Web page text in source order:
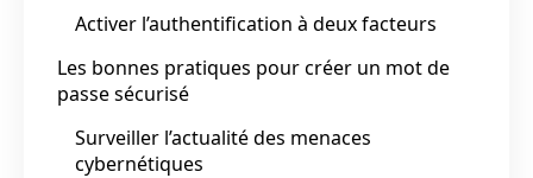
Activer l’authentification à deux facteurs
Les bonnes pratiques pour créer un mot de
passe sécurisé
Surveiller l’actualité des menaces
cybernétiques